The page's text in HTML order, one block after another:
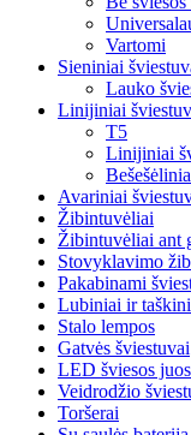
Vartomi
Sieniniai
Lauko
Linijiniai
T5
Linijiniai
Avariniai
Žibintuvėliai
Žibintuvėliai ant
Stovyklavimo
Pakabinami
Lubiniai ir
Stalo lempos
Gatvės šviestuvai
LED šviesos
Veidrodžio
Toršerai